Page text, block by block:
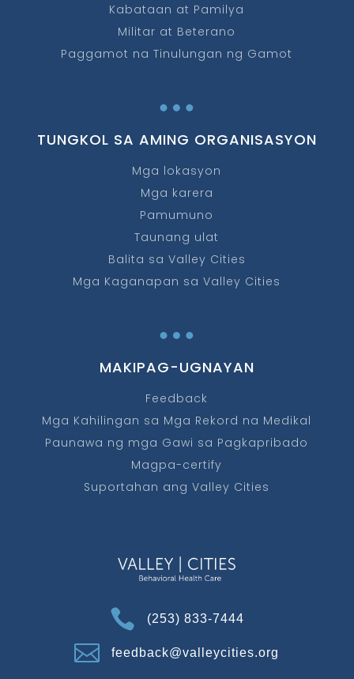
Kabataan at Pamilya
Militar at Beterano
Paggamot na Tinulungan ng Gamot
…
TUNGKOL SA AMING ORGANISASYON
Mga lokasyon
Mga karera
Pamumuno
Taunang ulat
Balita sa Valley Cities
Mga Kaganapan sa Valley Cities
…
MAKIPAG-UGNAYAN
Feedback
Mga Kahilingan sa Mga Rekord na Medikal
Paunawa ng mga Gawi sa Pagkapribado
Magpa-certify
Suportahan ang Valley Cities
 (253) 833-7444
 feedback@valleycities.org